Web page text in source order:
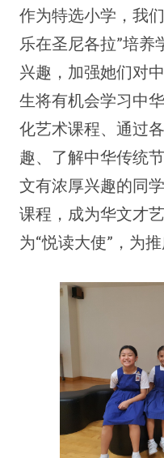
作为特选小学，我
乐在圣尼各拉”培养
兴趣，加强她们对
生将有机会学习中
化艺术课程、通过
趣、了解中华传统
文有浓厚兴趣的同
课程，成为华文才
为“悦读大使”，为